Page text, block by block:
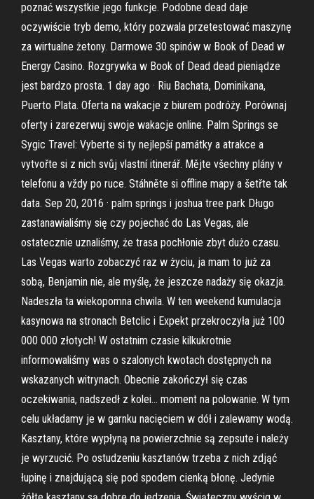
poznać wszystkie jego funkcje. Podobne dead daje
oczywiście tryb demo, który pozwala przetestować maszynę
za wirtualne żetony. Darmowe 30 spinów w Book of Dead w
Energy Casino. Rozgrywka w Book of Dead dead pieniądze
jest bardzo prosta. 1 day ago · Riu Bachata, Dominikana,
Puerto Plata. Oferta na wakacje z biurem podróży. Porównaj
oferty i zarezerwuj swoje wakacje online. Palm Springs se
Sygic Travel: Vyberte si ty nejlepší památky a atrakce a
vytvořte si z nich svůj vlastní itinerář. Mějte všechny plány v
telefonu a vždy po ruce. Stáhněte si offline mapy a šetřte tak
data. Sep 20, 2016 · palm springs i joshua tree park Długo
zastanawialiśmy się czy pojechać do Las Vegas, ale
ostatecznie uznaliśmy, że trasa pochłonie zbyt dużo czasu.
Las Vegas warto zobaczyć raz w życiu, ja mam to już za
sobą, Benjamin nie, ale myślę, że jeszcze nadaży się okazja.
Nadeszła ta wiekopomna chwila. W ten weekend kumulacja
kasynowa na stronach Betclic i Expekt przekroczyła już 100
000 000 złotych! W ostatnim czasie kilkukrotnie
informowaliśmy was o szalonych kwotach dostępnych na
wskazanych witrynach. Obecnie zakończył się czas
oczekiwania, nadszedł z kolei… moment na polowanie. W tym
celu układamy je w garnku nacięciem w dół i zalewamy wodą.
Kasztany, które wypłyną na powierzchnie są zepsute i należy
je wyrzucić. Po ostudzeniu kasztanów trzeba z nich zdjąć
łupinę i znajdującą się pod spodem cienką błonę. Jedynie